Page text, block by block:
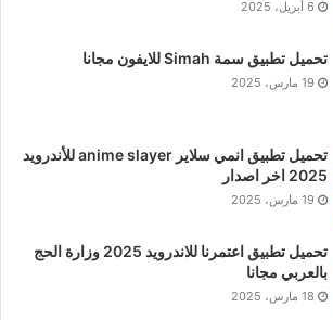
6 أبريل، 2025
تحميل تطبيق سمة Simah للايفون مجانا
19 مارس، 2025
تحميل تطبيق انمي سلاير anime slayer للأندرويد
2025 اخر اصدار
19 مارس، 2025
تحميل تطبيق اعتمرنا للاندرويد 2025 وزارة الحج
بالعربي مجانا
18 مارس، 2025